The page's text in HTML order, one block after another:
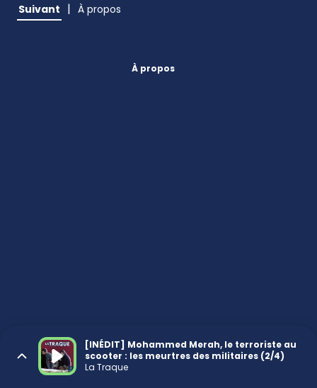
Suivant | À propos
À propos
[INÉDIT] Mohammed Merah, le terroriste au
scooter : les meurtres des militaires (2/4)
La Traque